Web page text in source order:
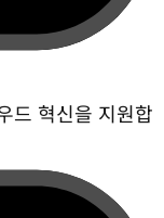
드 혁신을 지원합